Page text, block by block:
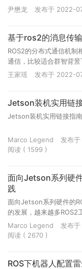
尹懋龙 发布于 2022-
基于ros2的消息传
ROS2的分布式通信机制
通信，比较适合群智背景
王家瑶 发布于 2022-
Jetson装机实用链
Jetson装机实用链接指南
Marco Legend
发布
阅读 ( 1599 )
面向Jetson系列硬
践
面向Jetson系列硬件的
的发展，越来越多
系统上，ROS2 Foxy及
Marco Legend
发布
阅读 ( 2670 )
ROS下机器人配置